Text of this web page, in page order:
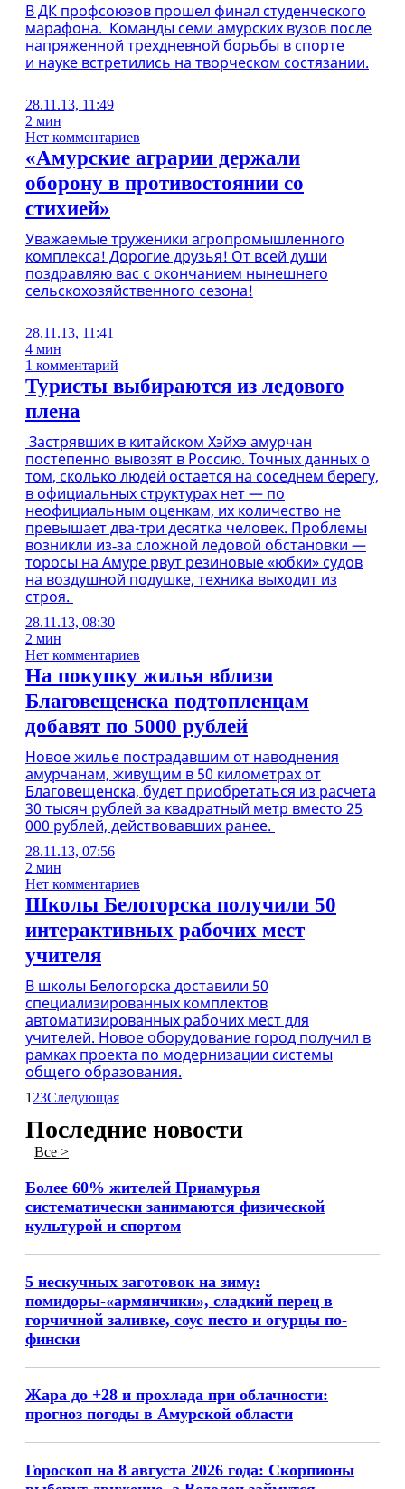
В ДК профсоюзов прошел финал студенческого
марафона. Команды семи амурских вузов после
напряженной трехдневной борьбы в спорте
и науке встретились на творческом состязании.
28.11.13, 11:49
2 мин
Нет комментариев
«Амурские аграрии держали
оборону в противостоянии со
стихией»
Уважаемые труженики агропромышленного
комплекса! Дорогие друзья! От всей души
поздравляю вас с окончанием нынешнего
сельскохозяйственного сезона!
28.11.13, 11:41
4 мин
1 комментарий
Туристы выбираются из ледового
плена
Застрявших в китайском Хэйхэ амурчан
постепенно вывозят в Россию. Точных данных о
том, сколько людей остается на соседнем берегу,
в официальных структурах нет — по
неофициальным оценкам, их количество не
превышает два-три десятка человек. Проблемы
возникли из‑за сложной ледовой обстановки —
торосы на Амуре рвут резиновые «юбки» судов
на воздушной подушке, техника выходит из
строя.
28.11.13, 08:30
2 мин
Нет комментариев
На покупку жилья вблизи
Благовещенска подтопленцам
добавят по 5000 рублей
Новое жилье пострадавшим от наводнения
амурчанам, живущим в 50 километрах от
Благовещенска, будет приобретаться из расчета
30 тысяч рублей за квадратный метр вместо 25
000 рублей, действовавших ранее.
28.11.13, 07:56
2 мин
Нет комментариев
Школы Белогорска получили 50
интерактивных рабочих мест
учителя
В школы Белогорска доставили 50
специализированных комплектов
автоматизированных рабочих мест для
учителей. Новое оборудование город получил в
рамках проекта по модернизации системы
общего образования.
1 23Следующая
Последние новости
Все >
Более 60% жителей Приамурья
систематически занимаются физической
культурой и спортом
5 нескучных заготовок на зиму:
помидоры-«армянчики», сладкий перец в
горчичной заливке, соус песто и огурцы по-
фински
Жара до +28 и прохлада при облачности:
прогноз погоды в Амурской области
Гороскоп на 8 августа 2026 года: Скорпионы